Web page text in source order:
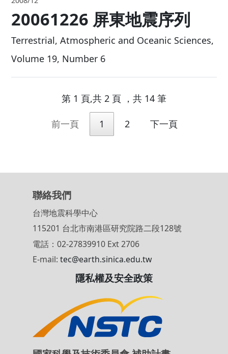
2016 台灣地震模型專刊
Terrestrial, Atmospheric and Oceanic
Volume 27, Number 3
Volume 19, Number 6
第 1 頁,共 2 頁 ，共 14 筆
前一頁 1 2